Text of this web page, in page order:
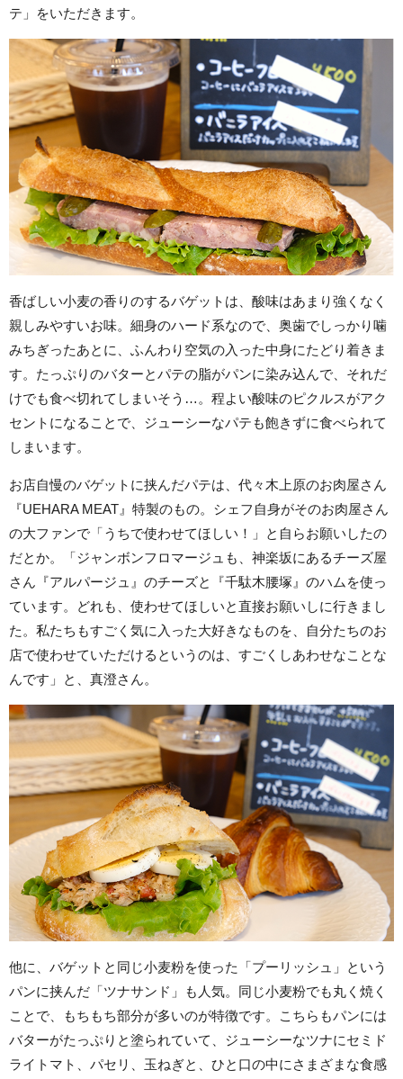
テ」をいただきます。
香ばしい小麦の香りのするバゲットは、酸味はあまり強くなく
親しみやすいお味。細身のハード系なので、奥歯でしっかり噛
みちぎったあとに、ふんわり空気の入った中身にたどり着きま
す。たっぷりのバターとパテの脂がパンに染み込んで、それだ
けでも食べ切れてしまいそう…。程よい酸味のピクルスがアク
セントになることで、ジューシーなパテも飽きずに食べられて
しまいます。
お店自慢のバゲットに挟んだパテは、代々木上原のお肉屋さん
『UEHARA MEAT』特製のもの。シェフ自身がそのお肉屋さん
の大ファンで「うちで使わせてほしい！」と自らお願いしたの
だとか。「ジャンボンフロマージュも、神楽坂にあるチーズ屋
さん『アルパージュ』のチーズと『千駄木腰塚』のハムを使っ
ています。どれも、使わせてほしいと直接お願いしに行きまし
た。私たちもすごく気に入った大好きなものを、自分たちのお
店で使わせていただけるというのは、すごくしあわせなことな
んです」と、真澄さん。
他に、バゲットと同じ小麦粉を使った「プーリッシュ」という
パンに挟んだ「ツナサンド」も人気。同じ小麦粉でも丸く焼く
ことで、もちもち部分が多いのが特徴です。こちらもパンには
バターがたっぷりと塗られていて、ジューシーなツナにセミド
ライトマト、パセリ、玉ねぎと、ひと口の中にさまざまな食感